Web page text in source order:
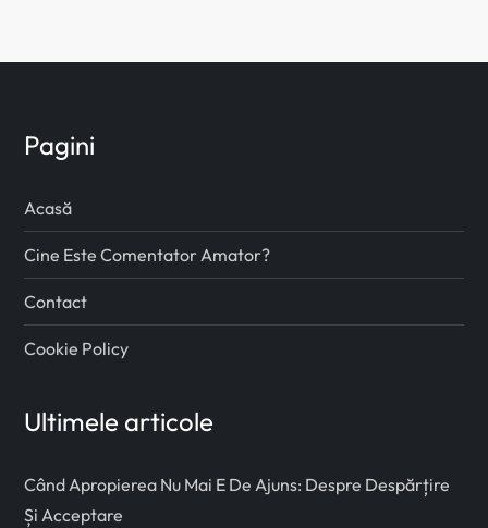
Pagini
Acasă
Cine Este Comentator Amator?
Contact
Cookie Policy
Ultimele articole
Când Apropierea Nu Mai E De Ajuns: Despre Despărțire
Și Acceptare